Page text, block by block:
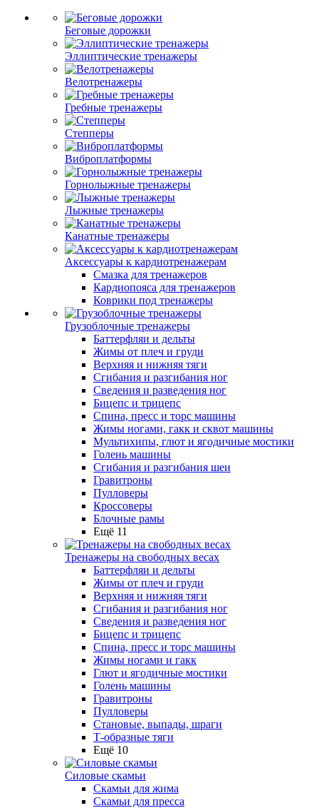
Беговые дорожки
Эллиптические тренажеры
Велотренажеры
Гребные тренажеры
Степперы
Виброплатформы
Горнолыжные тренажеры
Лыжные тренажеры
Канатные тренажеры
Аксессуары к кардиотренажерам
Смазка для тренажеров
Кардиопояса для тренажеров
Коврики под тренажеры
Грузоблочные тренажеры
Баттерфляи и дельты
Жимы от плеч и груди
Верхняя и нижняя тяги
Сгибания и разгибания ног
Сведения и разведения ног
Бицепс и трицепс
Спина, пресс и торс машины
Жимы ногами, гакк и сквот машины
Мультихипы, глют и ягодичные мостики
Голень машины
Сгибания и разгибания шеи
Гравитроны
Пулловеры
Кроссоверы
Блочные рамы
Ещё 11
Тренажеры на свободных весах
Баттерфляи и дельты
Жимы от плеч и груди
Верхняя и нижняя тяги
Сгибания и разгибания ног
Сведения и разведения ног
Бицепс и трицепс
Спина, пресс и торс машины
Жимы ногами и гакк
Глют и ягодичные мостики
Голень машины
Гравитроны
Пулловеры
Становые, выпады, шраги
Т-образные тяги
Ещё 10
Силовые скамьи
Скамьи для жима
Скамьи для пресса